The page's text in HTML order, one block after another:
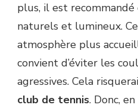
plus, il est
naturels et lumineux.
atmosphère plus
convient d’éviter les
agressives. Cela
club de tennis. Donc,